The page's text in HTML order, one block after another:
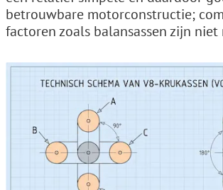
betrouwbare motorconstructie;
factoren zoals balansassen zijn niet